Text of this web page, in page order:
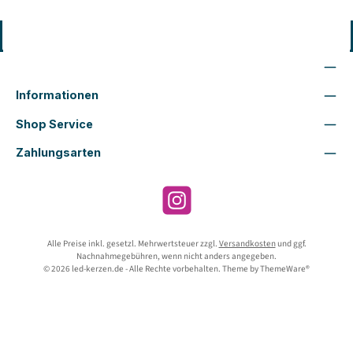
Informationen
Shop Service
Zahlungsarten
Instagram
Alle Preise inkl. gesetzl. Mehrwertsteuer zzgl. Versandkostenund ggf.
Nachnahmegebühren, wenn nicht anders angegeben.
© 2026 led-kerzen.de - Alle Rechte vorbehalten. Theme byThemeWare®